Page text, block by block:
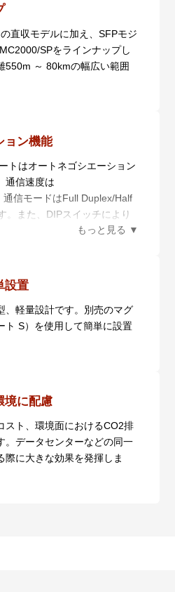
直収モデルに加え、SFPモジ
SPをラインナップし
550m ～ 80kmの幅広い範囲
ョン機能
トはオートネゴシエーション
通信速度は
信モードはFull Duplex/Half
。また、DIPスイッチにより
機能を無効（100M Full
MMC200/STでは、次のハー
み1000Mbpsをサポートし
ドウェアリビジョンRev. J
ドウェアリビジョンRev. K
ーズでは、本ポートは
ョンRev.Gより前のAT-
ートが100Mbpsでリンク時
でオートネゴシエーショ
設置
、軽量設計です。別売のマグ
ト S）を使用して簡単に設置
境に配慮
スト、環境面におけるCO2排
。データセンターなどの同一
際に大きな効果を発揮しま